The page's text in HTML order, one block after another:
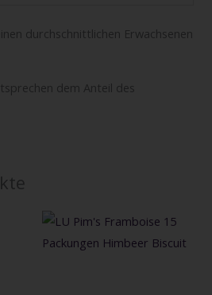
durchschnittlichen Erwachsenen
dem Anteil des